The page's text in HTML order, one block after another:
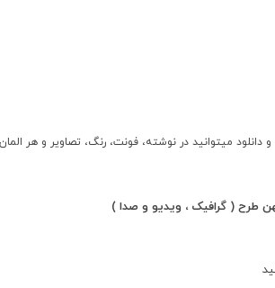
میتوانید در نوشته، فونت، رنگ، تصاویر و هر
طرح ( گرافیک ، ویدیو و صدا )